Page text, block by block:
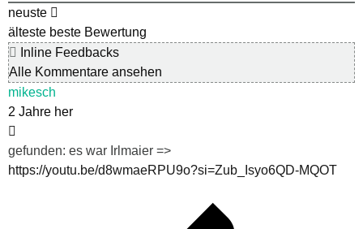
neuste
älteste beste Bewertung
Inline Feedbacks
Alle Kommentare ansehen
mikesch
2 Jahre her
gefunden: es war Irlmaier =>
https://youtu.be/d8wmaeRPU9o?si=Zub_Isyo6QD-MQOT